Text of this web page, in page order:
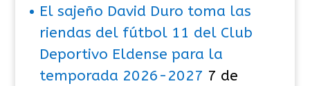
El sajeño David Duro toma las
riendas del fútbol 11 del Club
Deportivo Eldense para la
temporada 2026-2027 7 de